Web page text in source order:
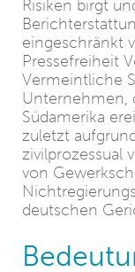
Risiken birgt
eingeschränkt
Pressefreiheit
Vermeintliche
Unternehmen,
Südamerika
zuletzt
zivilprozessual
von
deutschen